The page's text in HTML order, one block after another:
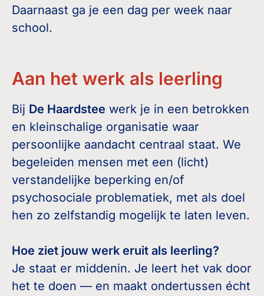
Daarnaast ga je een dag per week naar
school.
Aan het werk als leerling
Bij De Haardstee werk je in een betrokken
en kleinschalige organisatie waar
persoonlijke aandacht centraal staat. We
begeleiden mensen met een (licht)
verstandelijke beperking en/of
psychosociale problematiek, met als doel
hen zo zelfstandig mogelijk te laten leven.
Hoe ziet jouw werk eruit als leerling?
Je staat er middenin. Je leert het vak door
het te doen — en maakt ondertussen écht